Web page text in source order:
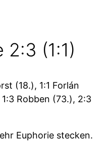
2:3 (1:1)
(18.), 1:1 Forlán
Robben (73.), 2:3
Euphorie stecken.